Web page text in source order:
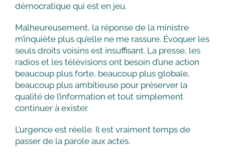
démocratique qui est en jeu.
Malheureusement, la réponse de la ministre
m’inquiète plus qu’elle ne me rassure. Évoquer les
seuls droits voisins est insuffisant. La presse, les
radios et les télévisions ont besoin d’une action
beaucoup plus forte, beaucoup plus globale,
beaucoup plus ambitieuse pour préserver la
qualité de l’information et tout simplement
continuer à exister.
L’urgence est réelle. Il est vraiment temps de
passer de la parole aux actes.